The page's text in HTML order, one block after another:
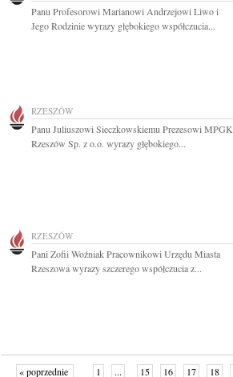
Panu Profesorowi Marianowi Andrzejowi Liwo i
Jego Rodzinie wyrazy głębokiego współczucia...
RZESZÓW
Panu Juliuszowi Sieczkowskiemu Prezesowi MPGK
Rzeszów Sp. z o.o. wyrazy głębokiego...
RZESZÓW
Pani Zofii Woźniak Pracownikowi Urzędu Miasta
Rzeszowa wyrazy szczerego współczucia z...
« poprzednie 1 ... 15 16 17 18